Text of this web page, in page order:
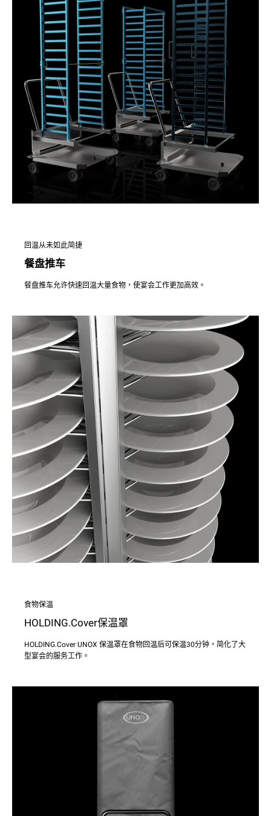
回温从未如此简捷
餐盘推车
餐盘推车允许快速回温大量食物，使宴会工作更加高效。
食物保温
HOLDING.Cover保温罩
HOLDING.Cover UNOX 保温罩在食物回温后可保温30分钟，简化了大
型宴会的服务工作。